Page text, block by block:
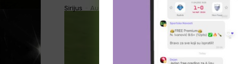
Sirijus August 1, 2026